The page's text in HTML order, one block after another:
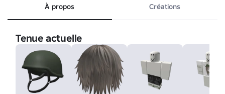
À propos Créations
Tenue actuelle